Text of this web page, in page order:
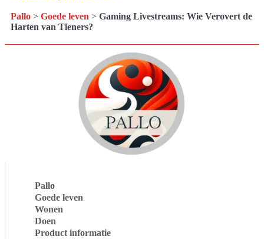
Pallo > Goede leven > Gaming Livestreams: Wie Verovert de
Harten van Tieners?
Pallo
Goede leven
Wonen
Doen
Product informatie